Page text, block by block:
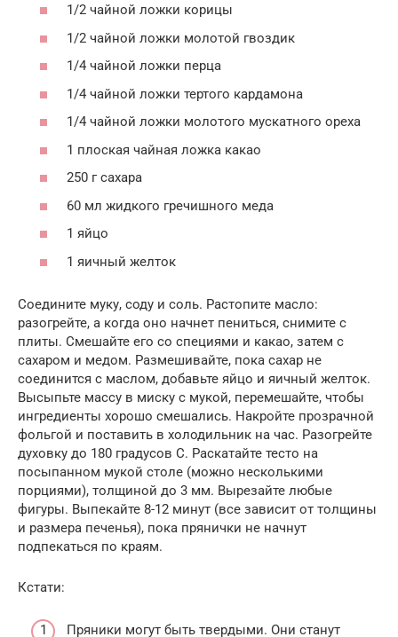
1/2 чайной ложки корицы
1/2 чайной ложки молотой гвоздик
1/4 чайной ложки перца
1/4 чайной ложки тертого кардамона
1/4 чайной ложки молотого мускатного ореха
1 плоская чайная ложка какао
250 г сахара
60 мл жидкого гречишного меда
1 яйцо
1 яичный желток
Соедините муку, соду и соль. Растопите масло:
разогрейте, а когда оно начнет пениться, снимите с
плиты. Смешайте его со специями и какао, затем с
сахаром и медом. Размешивайте, пока сахар не
соединится с маслом, добавьте яйцо и яичный желток.
Высыпьте массу в миску с мукой, перемешайте, чтобы
ингредиенты хорошо смешались. Накройте прозрачной
фольгой и поставить в холодильник на час. Разогрейте
духовку до 180 градусов С. Раскатайте тесто на
посыпанном мукой столе (можно несколькими
порциями), толщиной до 3 мм. Вырезайте любые
фигуры. Выпекайте 8-12 минут (все зависит от толщины
и размера печенья), пока прянички не начнут
подпекаться по краям.
Кстати:
Пряники могут быть твердыми. Они станут